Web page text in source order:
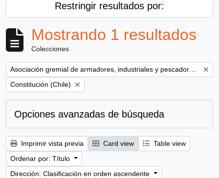
Restringir resultados por:
Mostrando 1 resultados
Colecciones
Remove filter:
Remove filter:
Constitución (Chile)
Opciones avanzadas de búsqueda
Imprimir vista previa Card view
Table view
Ordenar por: Título
Dirección: Clasificación en orden ascendente